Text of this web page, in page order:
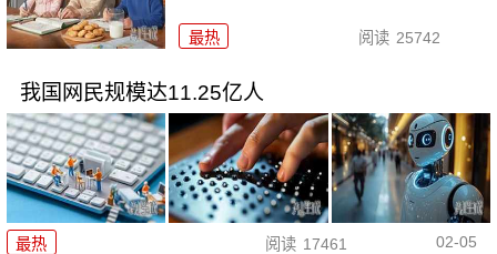
最热 阅读 25742
我国网民规模达11.25亿人
最热 阅读 17461 02-05